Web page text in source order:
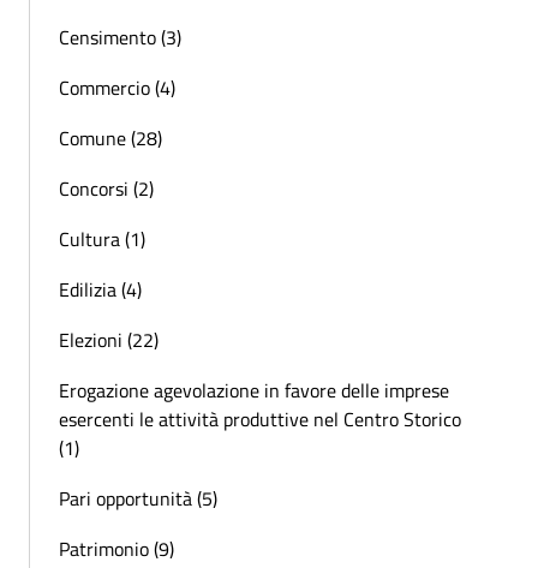
Censimento (3)
Commercio (4)
Comune (28)
Concorsi (2)
Cultura (1)
Edilizia (4)
Elezioni (22)
Erogazione agevolazione in favore delle imprese
esercenti le attività produttive nel Centro Storico
(1)
Pari opportunità (5)
Patrimonio (9)